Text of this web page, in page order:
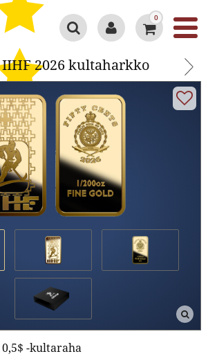
4.3/5
0
2026 kultaharkko
-kultaraha
2026 kultaharkko